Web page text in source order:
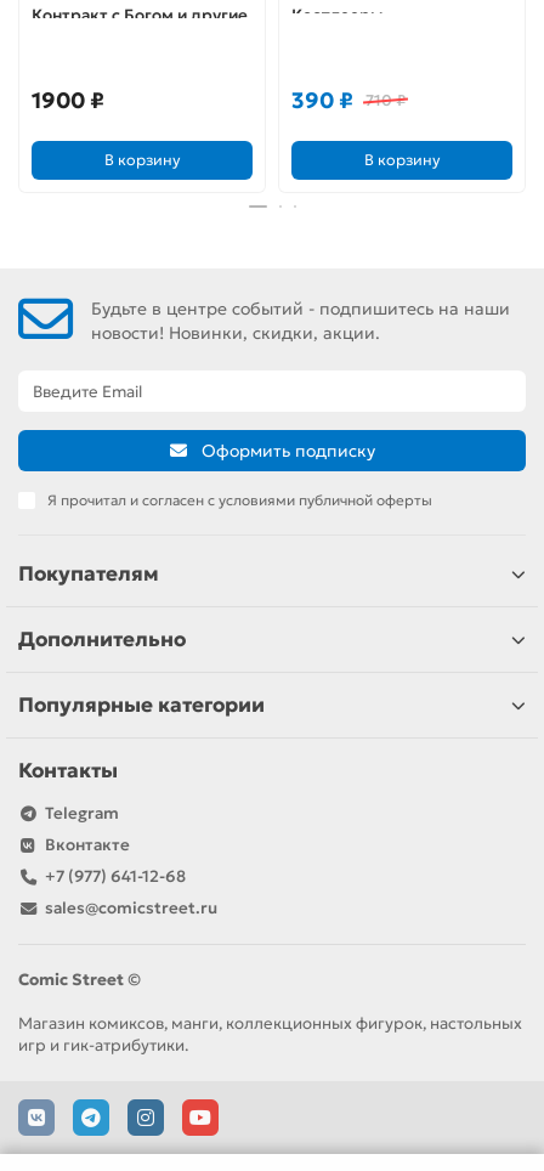
Контракт с Богом и другие
1900 ₽
В корзину
Косплееры
390 ₽ 710 ₽
В корзину
Будьте в центре событий - подпишитесь на наши
новости! Новинки, скидки, акции.
Оформить подписку
Я прочитал и согласен с условиями публичной оферты
Покупателям
Дополнительно
Популярные категории
Контакты
Telegram
Вконтакте
+7 (977) 641-12-68
sales@comicstreet.ru
Comic Street ©
Магазин комиксов, манги, коллекционных фигурок, настольных
игр и гик-атрибутики.